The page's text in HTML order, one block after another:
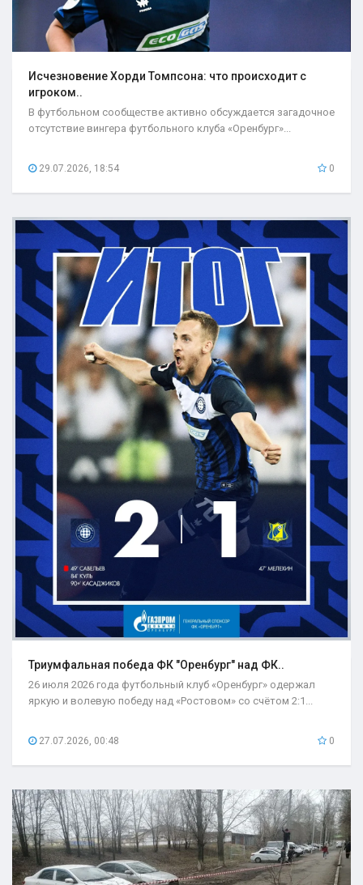
Исчезновение Хорди Томпсона: что происходит с
игроком..
В футбольном сообществе активно обсуждается загадочное
отсутствие вингера футбольного клуба «Оренбург»...
29.07.2026, 18:54 0
Триумфальная победа ФК "Оренбург" над ФК..
26 июля 2026 года футбольный клуб «Оренбург» одержал
яркую и волевую победу над «Ростовом» со счётом 2:1...
27.07.2026, 00:48 0